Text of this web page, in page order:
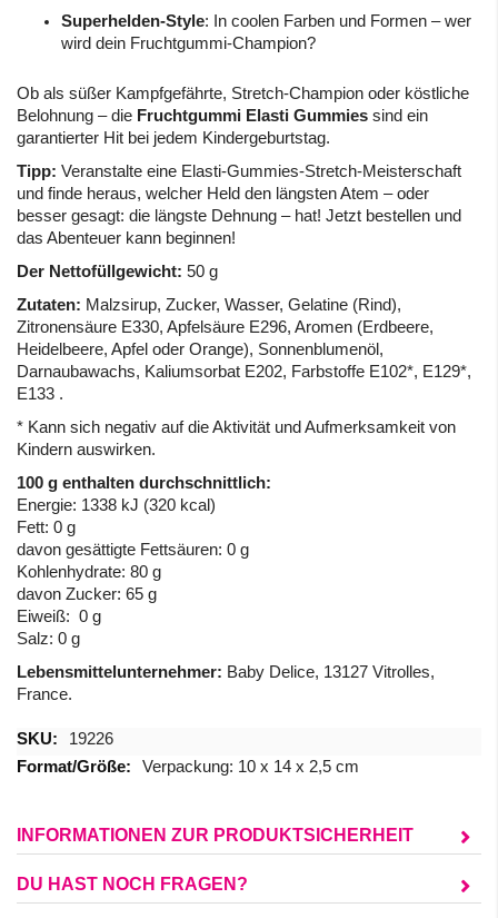
Superhelden-Style: In coolen Farben und Formen – wer
wird dein Fruchtgummi-Champion?
Ob als süßer Kampfgefährte, Stretch-Champion oder köstliche
Belohnung – die Fruchtgummi Elasti Gummies sind ein
garantierter Hit bei jedem Kindergeburtstag.
Tipp: Veranstalte eine Elasti-Gummies-Stretch-Meisterschaft
und finde heraus, welcher Held den längsten Atem – oder
besser gesagt: die längste Dehnung – hat! Jetzt bestellen und
das Abenteuer kann beginnen!
Der Nettofüllgewicht: 50 g
Zutaten: Malzsirup, Zucker, Wasser, Gelatine (Rind),
Zitronensäure E330, Apfelsäure E296, Aromen (Erdbeere,
Heidelbeere, Apfel oder Orange), Sonnenblumenöl,
Darnaubawachs, Kaliumsorbat E202, Farbstoffe E102*, E129*,
E133 .
* Kann sich negativ auf die Aktivität und Aufmerksamkeit von
Kindern auswirken.
100 g enthalten durchschnittlich:
Energie: 1338 kJ (320 kcal)
Fett: 0 g
davon gesättigte Fettsäuren: 0 g
Kohlenhydrate: 80 g
davon Zucker: 65 g
Eiweiß: 0 g
Salz: 0 g
Lebensmittelunternehmer: Baby Delice, 13127 Vitrolles,
France.
Mehr
Informationen
19226
Verpackung: 10 x 14 x 2,5 cm
INFORMATIONEN ZUR PRODUKTSICHERHEIT
DU HAST NOCH FRAGEN?